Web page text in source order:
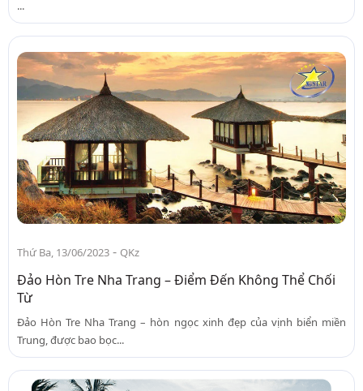
...
Thứ Ba, 13/06/2023 - QKz
Đảo Hòn Tre Nha Trang – Điểm Đến Không Thể Chối
Từ
Đảo Hòn Tre Nha Trang – hòn ngọc xinh đẹp của vịnh biển miền
Trung, được bao bọc...